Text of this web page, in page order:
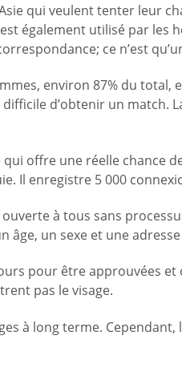
qui veulent tenter leur
également utilisé par
ce n’est
environ 87% du total,
d’obtenir un match.
offre une réelle chance
Il enregistre 5 000
à tous sans
âge, un sexe et une
pour être approuvées
pas le visage.
à long terme.